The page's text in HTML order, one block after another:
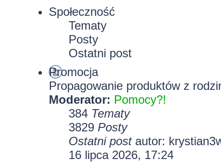
Społeczność
Tematy
Posty
Ostatni post
Promocja
Propagowanie produktów z
Moderator: Pomocy?!
384 Tematy
3829 Posty
Ostatni postautor:
16 lipca 2026, 17:24